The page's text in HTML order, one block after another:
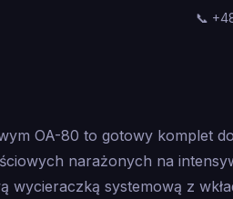
📞
OA-80 to gotowy komplet do
narażonych na
wycieraczką systemową z